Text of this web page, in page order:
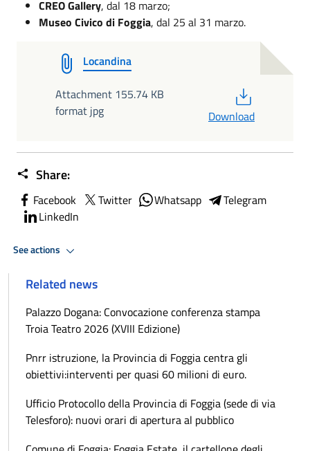
CREO Gallery, dal 18 marzo;
Museo Civico di Foggia, dal 25 al 31 marzo.
Locandina
Attachment 155.74 KB
format jpg
Download
Share:
Facebook Twitter Whatsapp
Telegram
LinkedIn
See actions
Related news
Palazzo Dogana: Convocazione conferenza stampa
Troia Teatro 2026 (XVIII Edizione)
Pnrr istruzione, la Provincia di Foggia centra gli
obiettivi:interventi per quasi 60 milioni di euro.
Ufficio Protocollo della Provincia di Foggia (sede di via
Telesforo): nuovi orari di apertura al pubblico